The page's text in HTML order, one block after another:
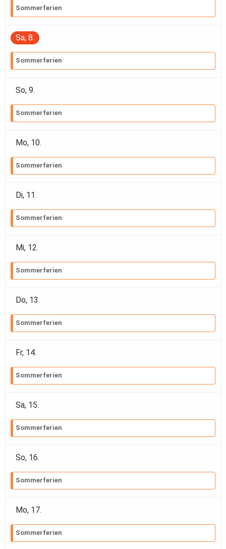
Sommerferien
Sa, 8.
Sommerferien
So, 9.
Sommerferien
Mo, 10.
Sommerferien
Di, 11.
Sommerferien
Mi, 12.
Sommerferien
Do, 13.
Sommerferien
Fr, 14.
Sommerferien
Sa, 15.
Sommerferien
So, 16.
Sommerferien
Mo, 17.
Sommerferien